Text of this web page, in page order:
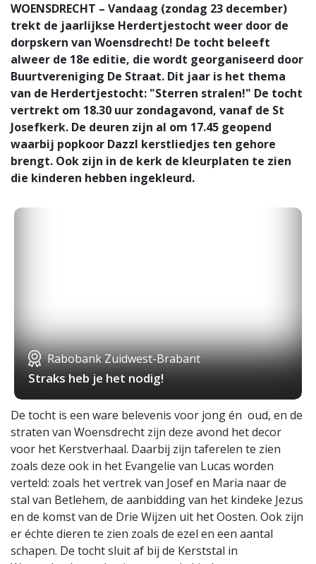
WOENSDRECHT – Vandaag (zondag 23 december)
trekt de jaarlijkse Herdertjestocht weer door de
dorpskern van Woensdrecht! De tocht beleeft
alweer de 18e editie, die wordt georganiseerd door
Buurtvereniging De Straat. Dit jaar is het thema
van de Herdertjestocht: "Sterren stralen!" De tocht
vertrekt om 18.30 uur zondagavond, vanaf de St
Josefkerk. De deuren zijn al om 17.45 geopend
waarbij popkoor Dazzl kerstliedjes ten gehore
brengt. Ook zijn in de kerk de kleurplaten te zien
die kinderen hebben ingekleurd.
Rabobank Zuidwest-Brabant
Straks heb je het nodig!
De tocht is een ware belevenis voor jong én oud, en de
straten van Woensdrecht zijn deze avond het decor
voor het Kerstverhaal. Daarbij zijn taferelen te zien
zoals deze ook in het Evangelie van Lucas worden
verteld: zoals het vertrek van Josef en Maria naar de
stal van Betlehem, de aanbidding van het kindeke Jezus
en de komst van de Drie Wijzen uit het Oosten. Ook zijn
er échte dieren te zien zoals de ezel en een aantal
schapen. De tocht sluit af bij de Kerststal in